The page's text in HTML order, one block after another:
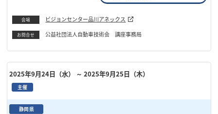
会場 ビジョンセンター品川アネックス
お問合せ 公益社団法人自動車技術会 講座事務局
2025年9月24日（水） ～ 2025年9月25日（木）
主催
静岡県